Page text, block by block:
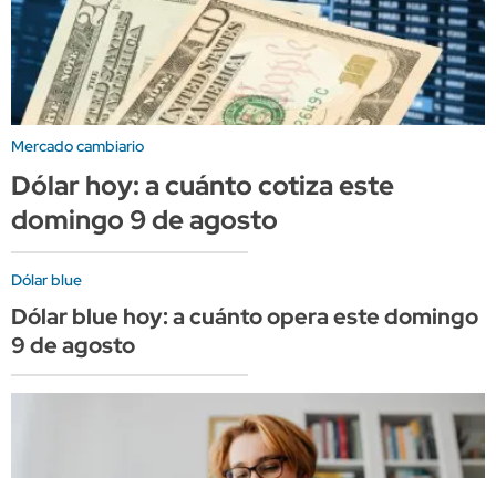
Mercado cambiario
Dólar hoy: a cuánto cotiza este
domingo 9 de agosto
Dólar blue
Dólar blue hoy: a cuánto opera este domingo
9 de agosto